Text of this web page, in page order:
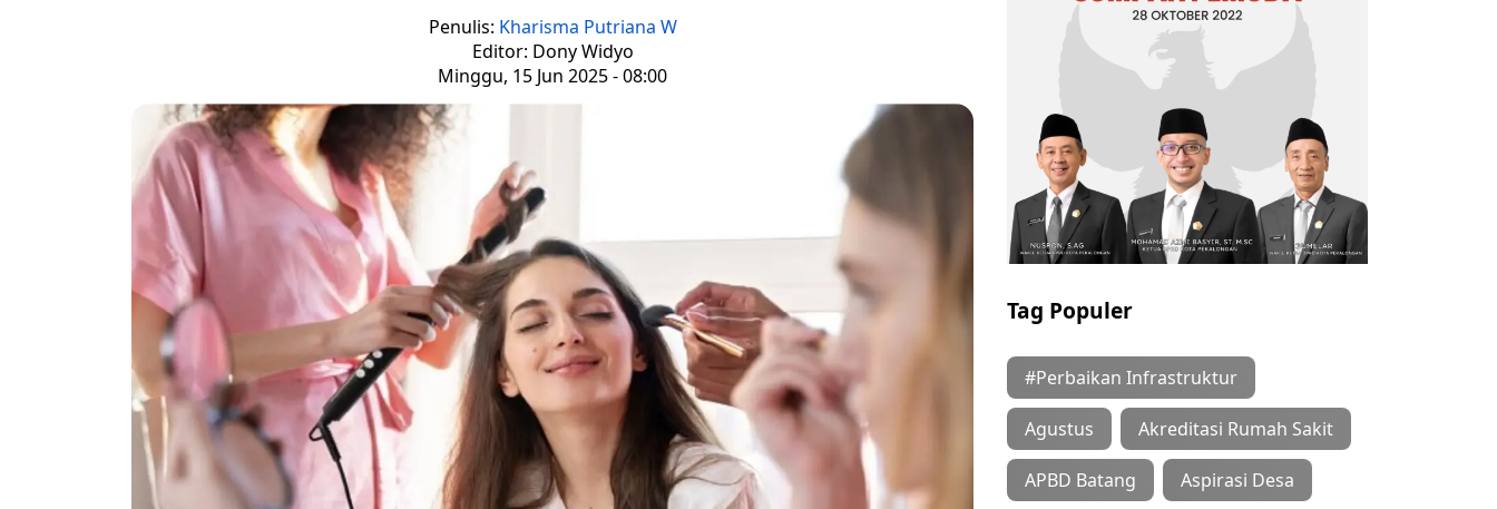
Penulis: Kharisma Putriana W
Editor: Dony Widyo
Minggu, 15 Jun 2025 - 08:00
Tag Populer
#Perbaikan Infrastruktur
Agustus Akreditasi Rumah Sakit
APBD Batang Aspirasi Desa